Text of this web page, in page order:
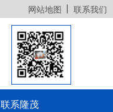
网站地图 联系我们
联系隆茂